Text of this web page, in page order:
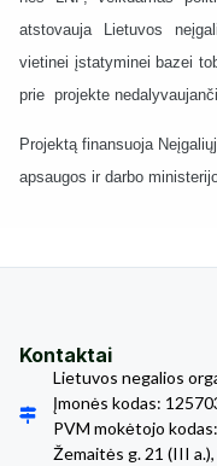
atstovauja Lietuvos
vietinei įstatyminei bazei
prie projekte
Projektą finansuoja
apsaugos ir darbo
Kontaktai
Lietuvos negalios
Įmonės kodas:
PVM mokėtojo
Žemaitės g. 21 (III